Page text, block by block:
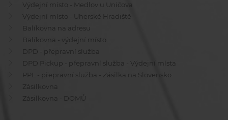
Výdejní místo - Medlov u Uničova
Výdejní místo - Uherské Hradiště
Balíkovna na adresu
Balíkovna - výdejní místo
DPD - přepravní služba
DPD Pickup - přepravní služba - Výdejní místa
PPL - přepravní služba - Zásilka na Slovensko
Zásilkovna
Zásilkovna - DOMŮ